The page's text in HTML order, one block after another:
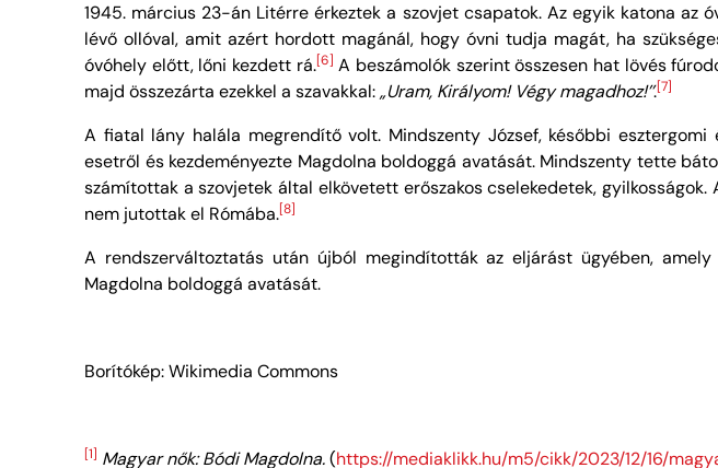
1945. március 23-án Litérre érkeztek a szovjet csapatok. Az egyik katona
lévő ollóval, amit azért hordott magánál, hogy óvni tudja magát, ha
óvóhely előtt, lőni kezdett rá.[6] A beszámolók szerint összesen hat lövés
majd összezárta ezekkel a szavakkal:„Uram, Királyom! Végy magadhoz!’’.[7]
A fiatal lány halála megrendítő volt. Mindszenty József, későbbi
esetről és kezdeményezte Magdolna boldoggá avatását. Mindszenty tette
számítottak a szovjetek által elkövetett erőszakos cselekedetek,
nem jutottak el Rómába.[8]
A rendszerváltoztatás után újból megindították az eljárást ügyében,
Magdolna boldoggá avatását.
Borítókép: Wikimedia Commons
[1] Magyar nők: Bódi Magdolna.(https://mediaklikk.hu/m5/cikk/2023/12/16/